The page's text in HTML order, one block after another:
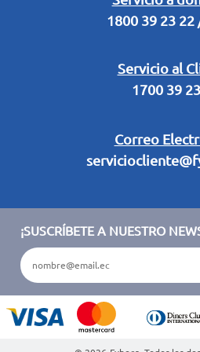
1800 39 23
Servicio al
1700 39
Correo
Términos y condiciones sorteo
¡SUSCRÍBETE A NUESTRO